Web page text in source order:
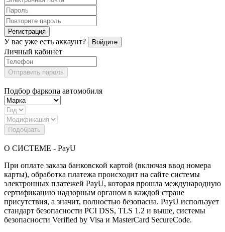
Регистрация
У вас уже есть аккаунт? Войдите
Личный кабинет
Отправить пароль
Подбор фаркопа автомобиля
Подобрать
О СИСТЕМЕ - PayU
При оплате заказа банковской картой (включая ввод номера
карты), обработка платежа происходит на сайте системы
электронных платежей PayU, которая прошла международную
сертификацию надзорным органом в каждой стране
присутствия, а значит, полностью безопасна. PayU использует
стандарт безопасности PCI DSS, TLS 1.2 и выше, системы
безопасности Verified by Visa и MasterCard SecureCode.